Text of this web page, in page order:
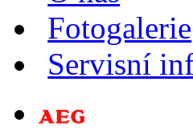
Fotogalerie
Servisní